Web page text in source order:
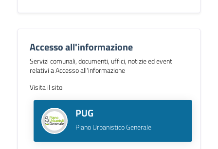
Accesso all'informazione
Servizi comunali, documenti, uffici, notizie ed eventi
relativi a Accesso all'informazione
Visita il sito:
PUG
Piano Urbanistico Generale